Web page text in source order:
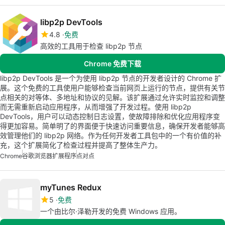
libp2p DevTools
4.8 免费
高效的工具用于检查 libp2p 节点
Chrome 免费下载
libp2p DevTools 是一个为使用 libp2p 节点的开发者设计的 Chrome 扩
展。这个免费的工具使用户能够检查当前网页上运行的节点，提供有关节
点相关的对等体、多地址和协议的见解。该扩展通过允许实时监控和调整
而无需重新启动应用程序，从而增强了开发过程。使用 libp2p
DevTools，用户可以动态控制日志设置，使故障排除和优化应用程序变
得更加容易。简单明了的界面便于快速访问重要信息，确保开发者能够高
效管理他们的 libp2p 网络。作为任何开发者工具包中的一个有价值的补
充，这个扩展简化了检查过程并提高了整体生产力。
Chrome谷歌浏览器扩展程序点对点
myTunes Redux
5 免费
一个由比尔·泽勒开发的免费 Windows 应用。